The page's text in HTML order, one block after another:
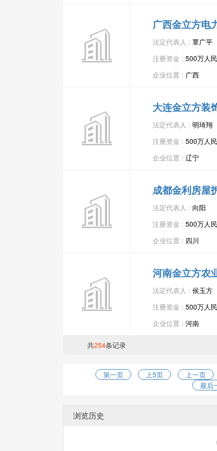
广西金立方电
法定代表人 : 覃广平
注册资金 : 500万人
企业位置 : 广西
大连金立方装
法定代表人 : 明琦翔
注册资金 : 500万人
企业位置 : 辽宁
成都金利房屋
法定代表人 : 向阳
注册资金 : 500万人
企业位置 : 四川
河南金立方农
法定代表人 : 侯玉方
注册资金 : 500万人
企业位置 : 河南
共254条记录
第一页 上5页
上一页
最后
浏览历史